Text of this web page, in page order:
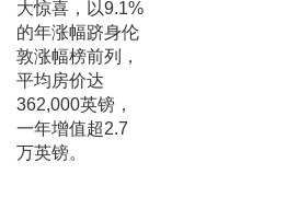
大惊喜，以9.1%
的年涨幅跻身伦
敦涨幅榜前列，
平均房价达
362,000英镑，
一年增值超2.7
万英镑。